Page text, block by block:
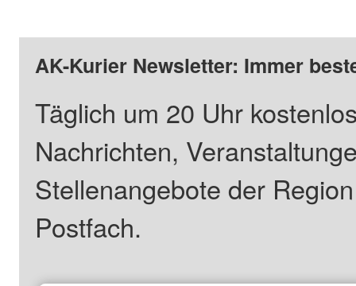
AK-Kurier Newsletter: Immer
Täglich um 20 Uhr
Nachrichten,
Stellenangebote der
Postfach.